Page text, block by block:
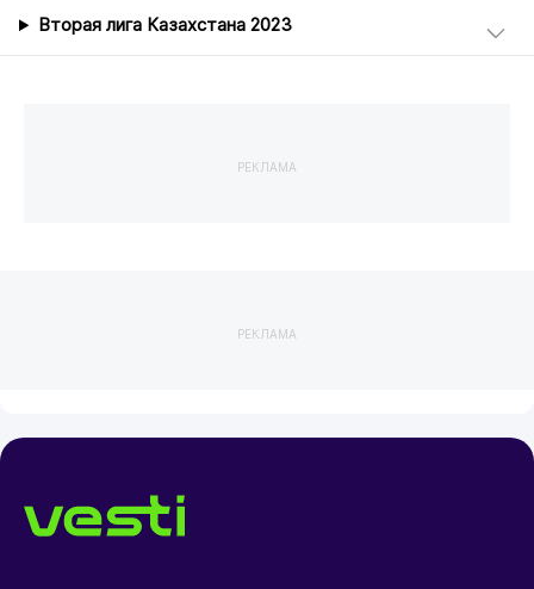
Вторая лига Казахстана 2023
РЕКЛАМА
РЕКЛАМА